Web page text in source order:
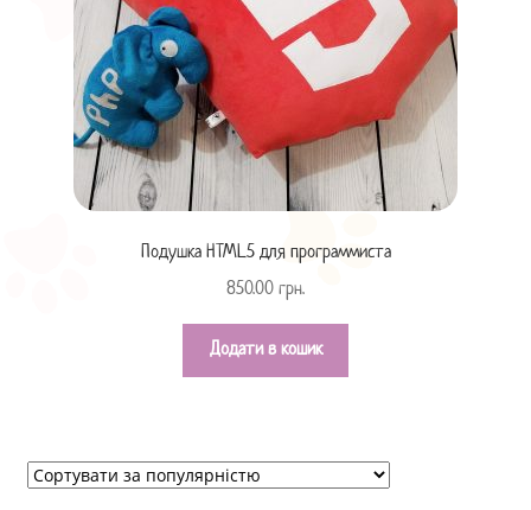
Подушка HTML5 для программиста
850.00 грн.
Додати в кошик